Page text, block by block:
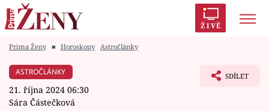
ŽIVĚ
Módní alarm
Prima Ženy ■ Horoskopy Astročlánky
ASTROČLÁNKY
21. října 2024 06:30
Sára Částečková
SDÍLET